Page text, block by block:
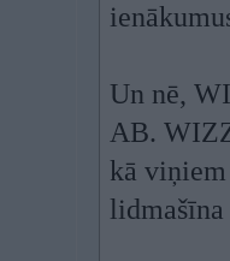
Un nē,
AB.
kā
lidmašīna